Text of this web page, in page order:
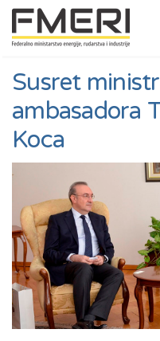
Susret
ambasadora
Koca